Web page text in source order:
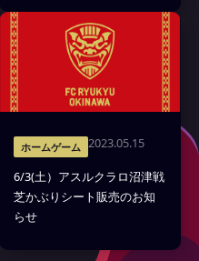
ホームゲーム 2023.05.15
6/3(土）アスルクラロ沼津戦
芝かぶりシート販売のお知
らせ